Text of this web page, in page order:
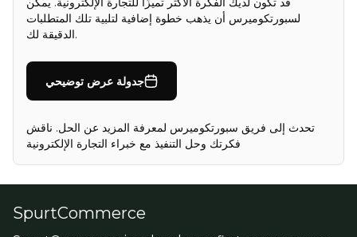
لسبورتكوميرس أن يذهب خطوة إضافية لتلبية تلك المتطلبات
الدقيقة لك.
جدولة عرض توضيحي
تحدث إلى فريق سبورتكوميرس لمعرفة المزيد عن الحل. ناقش
فكرتك وحل التنفيذ مع خبراء التجارة الإلكترونية
SpurtCommerce